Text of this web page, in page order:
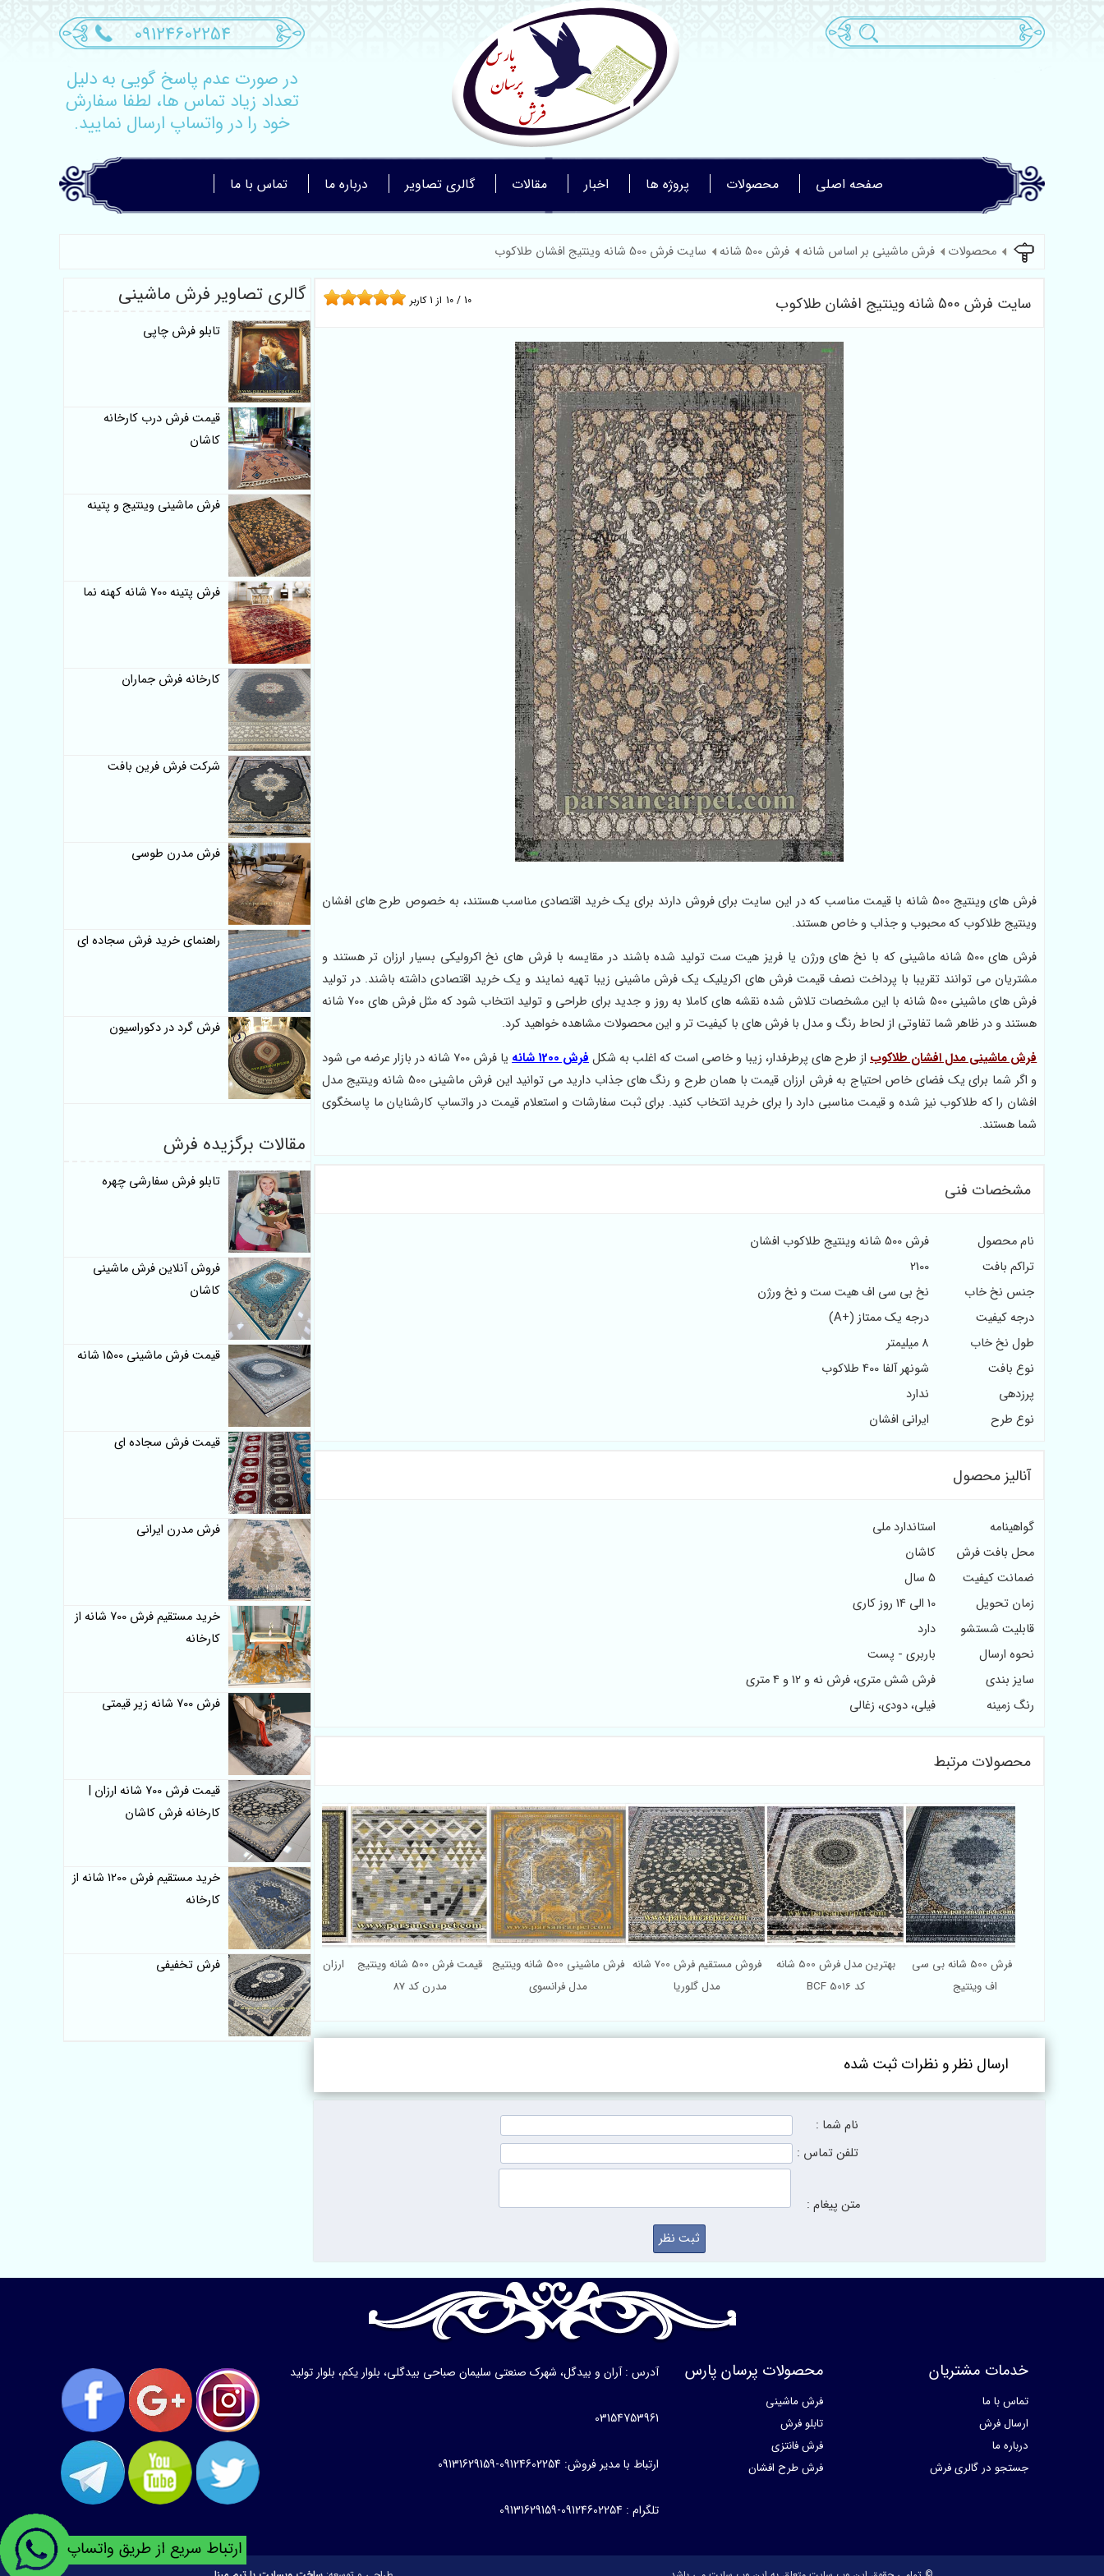
09124602254
در صورت عدم پاسخ گویی به دلیل
تعداد زیاد تماس ها، لطفا سفارش
خود را در واتساپ ارسال نمایید.
صفحه اصلی محصولات پروژه ها اخبار مقالات گالری تصاویر درباره ما تماس با ما
محصولات فرش ماشینی بر اساس شانه فرش 500 شانه سایت فرش 500 شانه وینتیج افشان طلاکوب
سایت فرش 500 شانه وینتیج افشان طلاکوب 10 / 10 از 1کاربر
فرش های وینتیج 500 شانه با قیمت مناسب که در این سایت برای فروش دارند برای یک خرید اقتصادی مناسب هستند، به خصوص طرح های افشان
وینتیج طلاکوب که محبوب و جذاب و خاص هستند.
فرش های 500 شانه ماشینی که با نخ های ورژن یا فریز هیت ست تولید شده باشند در مقایسه با فرش های نخ اکرولیکی بسیار ارزان تر هستند و
مشتریان می توانند تقریبا با پرداخت نصف قیمت فرش های اکریلیک یک فرش ماشینی زیبا تهیه نمایند و یک خرید اقتصادی داشته باشند. در تولید
فرش های ماشینی 500 شانه با این مشخصات تلاش شده نقشه های کاملا به روز و جدید برای طراحی و تولید انتخاب شود که مثل فرش های 700 شانه
هستند و در ظاهر شما تفاوتی از لحاط رنگ و مدل با فرش های با کیفیت تر و این محصولات مشاهده خواهید کرد.
فرش ماشینی مدل افشان طلاکوباز طرح های پرطرفدار، زیبا و خاصی است که اغلب به شکلفرش 1200 شانه
یا فرش 700 شانه در بازار عرضه می شود
و اگر شما برای یک فضای خاص احتیاج به فرش ارزان قیمت با همان طرح و رنگ های جذاب دارید می توانید این فرش ماشینی 500 شانه وینتیج مدل
افشان را که طلاکوب نیز شده و قیمت مناسبی دارد را برای خرید انتخاب کنید. برای ثبت سفارشات و استعلام قیمت در واتساپ کارشنایان ما پاسخگوی
شما هستند.
مشخصات فنی
نام محصول
فرش 500 شانه وینتیج طلاکوب افشان
تراکم بافت
2100
جنس نخ خاب
نخ بی سی اف هیت ست و نخ ورژن
درجه کیفیت
درجه یک ممتاز (+A)
طول نخ خاب
8 میلیمتر
نوع بافت
شونهر آلفا 400 طلاکوب
پرزدهی
ندارد
نوع طرح
ایرانی افشان
آنالیز محصول
گواهینامه
استاندارد ملی
محل بافت فرش
کاشان
ضمانت کیفیت
5 سال
زمان تحویل
10 الی 14 روز کاری
قابلیت شستشو
دارد
نحوه ارسال
باربری - پست
سایز بندی
فرش شش متری، فرش نه و 12 و 4 متری
رنگ زمینه
فیلی، دودی، زغالی
محصولات مرتبط
ارزان ترین فرش ماشینی 500
شانه زیبا کد 8012
قیمت فرش 500 شانه وینتیج
مدرن کد 87
فرش ماشینی 500 شانه وینتیج
مدل فرانسوی
فروش مستقیم فرش 700 شانه
مدل گلوریا
بهترین مدل فرش 500 شانه
BCF کد 5016
خرید فرش 500 شانه بی سی
اف وینتیج
ارسال نظر و نظرات ثبت شده
نام شما :
تلفن تماس :
متن پیغام :
گالری تصاویر فرش ماشینی
تابلو فرش چاپی
قیمت فرش درب کارخانه
کاشان
فرش ماشینی وینتیج و پتینه
فرش پتینه 700 شانه کهنه نما
کارخانه فرش جماران
شرکت فرش فرین بافت
فرش مدرن طوسی
راهنمای خرید فرش سجاده ای
فرش گرد در دکوراسیون
مقالات برگزیده فرش
تابلو فرش سفارشی چهره
فروش آنلاین فرش ماشینی
کاشان
قیمت فرش ماشینی 1500 شانه
قیمت فرش سجاده ای
فرش مدرن ایرانی
خرید مستقیم فرش 700 شانه از
کارخانه
فرش 700 شانه زیر قیمتی
قیمت فرش 700 شانه ارزان |
کارخانه فرش کاشان
خرید مستقیم فرش 1200 شانه از
کارخانه
فرش تخفیفی
خدمات مشتریان
تماس با ما
ارسال فرش
درباره ما
جستجو در گالری فرش
محصولات پرسان پارس
فرش ماشینی
تابلو فرش
فرش فانتزی
فرش طرح افشان
آدرس : آران و بیدگل، شهرک صنعتی سلیمان صباحی بیدگلی، بلوار یکم، بلوار تولید
03154753961
ارتباط با مدیر فروش: 09124602254-09131629159
تلگرام : 09124602254-09131629159